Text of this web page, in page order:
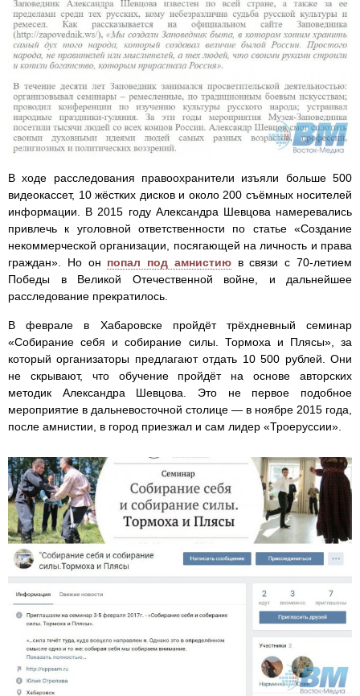
В ходе расследования правоохранители изъяли больше 500
видеокассет, 10 жёстких дисков и около 200 съёмных носителей
информации. В 2015 году Александра Шевцова намеревались
привлечь к уголовной ответственности по статье «Создание
некоммерческой организации, посягающей на личность и права
граждан». Но он попал под амнистиюв связи с 70-летием
Победы в Великой Отечественной войне, и дальнейшее
расследование прекратилось.
В феврале в Хабаровске пройдёт трёхдневный семинар
«Собирание себя и собирание силы. Тормоха и Плясы», за
который организаторы предлагают отдать 10 500 рублей. Они
не скрывают, что обучение пройдёт на основе авторских
методик Александра Шевцова. Это не первое подобное
мероприятие в дальневосточной столице — в ноябре 2015 года,
после амнистии, в город приезжал и сам лидер «Троеруссии».